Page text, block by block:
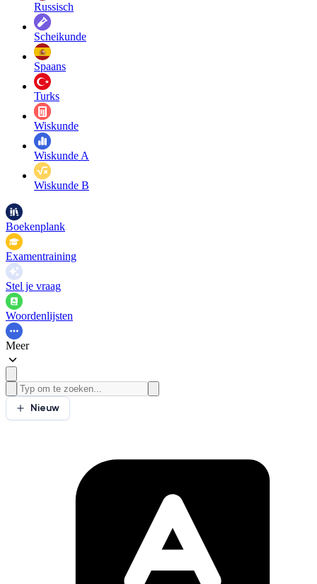
Russisch
Scheikunde
Spaans
Turks
Wiskunde
Wiskunde A
Wiskunde B
Boekenplank
Examentraining
Stel je vraag
Woordenlijsten
Meer
Nieuw